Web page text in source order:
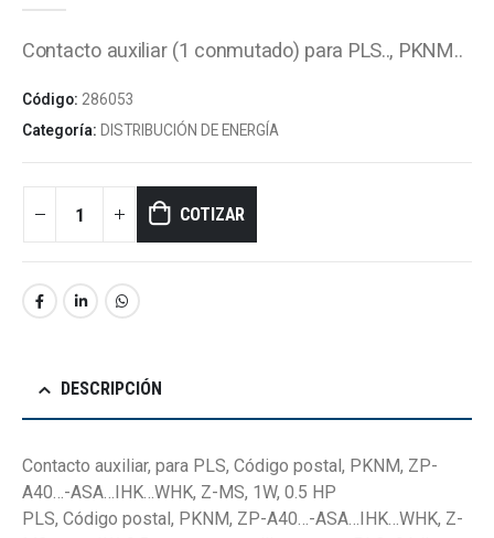
Contacto auxiliar (1 conmutado) para PLS.., PKNM..
Código: 286053
Categoría: DISTRIBUCIÓN DE ENERGÍA
COTIZAR
DESCRIPCIÓN
Contacto auxiliar, para PLS, Código postal, PKNM, ZP-
A40…-ASA…IHK…WHK, Z-MS, 1W, 0.5 HP
PLS, Código postal, PKNM, ZP-A40…-ASA…IHK…WHK, Z-